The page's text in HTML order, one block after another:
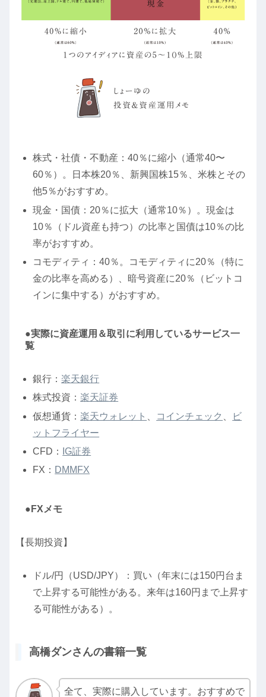
株式・社債・不動産：40％に縮小（通常40〜
60％）。日本株20％、新興国株15％、米株とその
他5％がおすすめ。
現金・国債：20％に拡大（通常10％）。現金は
10％（ドル資産も持つ）の比率と国債は10％の比
率がおすすめ。
コモディティ：40％。コモディティに20％（特に
金の比率を高める）、暗号資産に20％（ビットコ
インに集中する）がおすすめ。
●実際に資産運用＆取引に利用しているサービス一
覧
銀行：楽天銀行
株式投資：楽天証券
仮想通貨：楽天ウォレット コインチェック
ビ
ットフライヤー
CFD：
IG証券
FX： DMMFX
●FXメモ
【長期投資】
ドル/円（USD/JPY）：買い（年末には150円台ま
で上昇する可能性がある。来年は160円まで上昇す
る可能性がある）。
高橋ダンさんの書籍一覧
全て、実際に購入しています。おすすめで